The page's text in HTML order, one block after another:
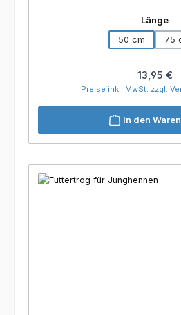
Länge
50 cm
75
Regulärer
13,95 €
Preise inkl. MwSt. zzgl.
In den